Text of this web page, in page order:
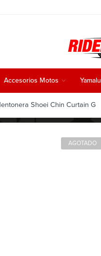
Accesorios Motos
Shoei Chin Curtain G
AGOTADO